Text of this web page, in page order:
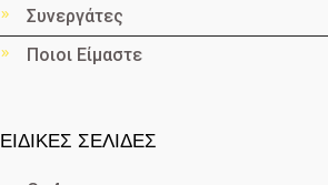
Συνεργάτες
Ποιοι Είμαστε
ΕΙΔΙΚΕΣ ΣΕΛΙΔΕΣ